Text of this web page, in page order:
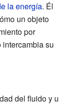
la energía. Él
un objeto
por
su
del fluido y u